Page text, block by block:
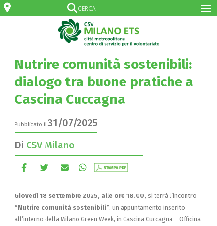
Nutrire comunità sostenibili:
dialogo tra buone pratiche a
Cascina Cuccagna
Pubblicato il 31/07/2025
Di CSV Milano
Giovedì 18 settembre 2025, alle ore 18.00, si terrà l’incontro
“Nutrire comunità sostenibili”, un appuntamento inserito
all’interno della Milano Green Week, in Cascina Cuccagna – Officina